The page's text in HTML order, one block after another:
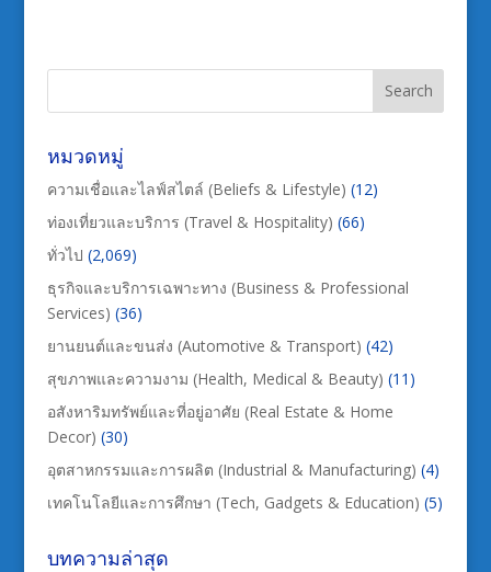
หมวดหมู่
ความเชื่อและไลฟ์สไตล์ (Beliefs & Lifestyle) (12)
ท่องเที่ยวและบริการ (Travel & Hospitality) (66)
ทั่วไป (2,069)
ธุรกิจและบริการเฉพาะทาง (Business & Professional
Services) (36)
ยานยนต์และขนส่ง (Automotive & Transport) (42)
สุขภาพและความงาม (Health, Medical & Beauty) (11)
อสังหาริมทรัพย์และที่อยู่อาศัย (Real Estate & Home
Decor) (30)
อุตสาหกรรมและการผลิต (Industrial & Manufacturing) (4)
เทคโนโลยีและการศึกษา (Tech, Gadgets & Education) (5)
บทความล่าสุด